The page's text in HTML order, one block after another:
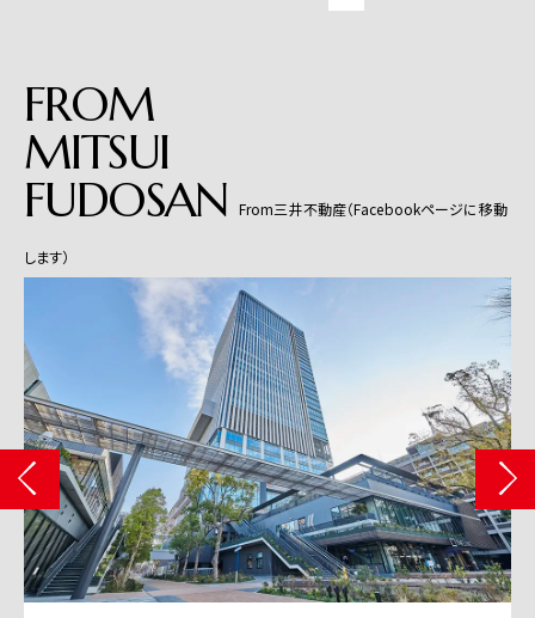
FROM
MITSUI
FUDOSAN From三井不動産（Facebookページに移動
します）